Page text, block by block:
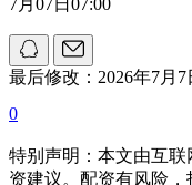
最后修改：2026年7月7
0
特别声明：本文由互
资建议。配资有风险，